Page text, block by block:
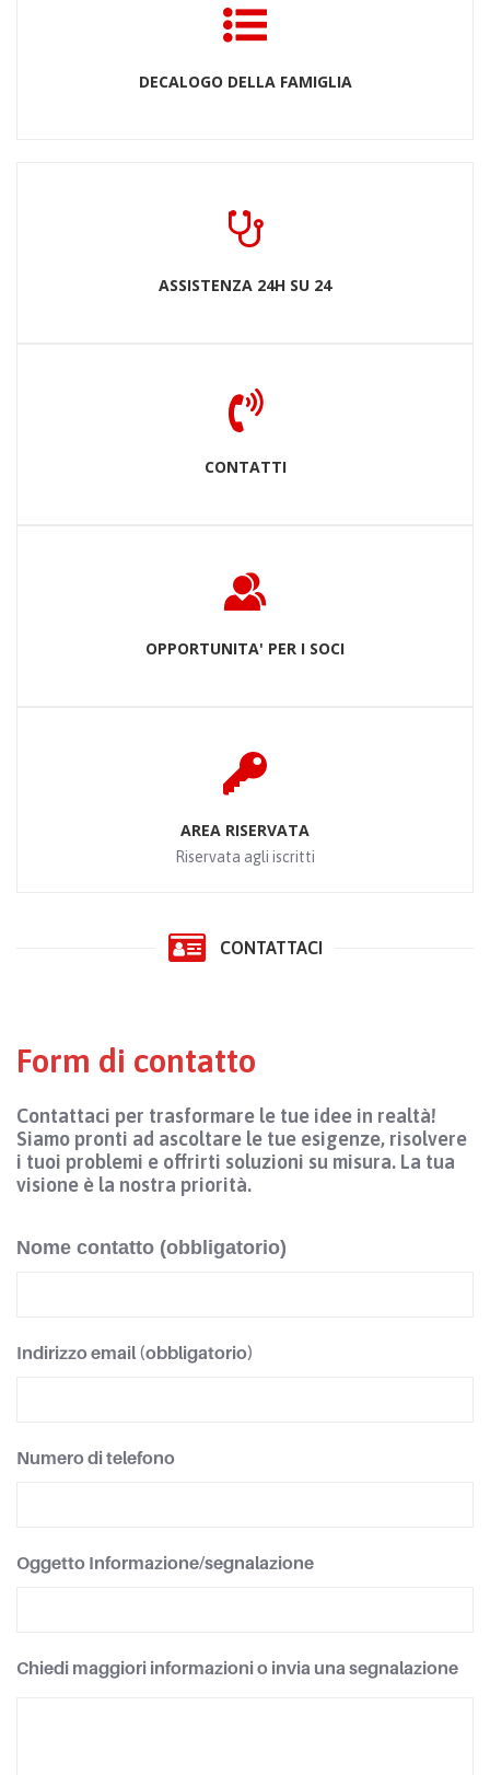
DECALOGO DELLA FAMIGLIA
ASSISTENZA 24H SU 24
CONTATTI
OPPORTUNITA' PER I SOCI
AREA RISERVATA
Riservata agli iscritti
CONTATTACI
Form di contatto
Contattaci per trasformare le tue idee in realtà!
Siamo pronti ad ascoltare le tue esigenze, risolvere
i tuoi problemi e offrirti soluzioni su misura. La tua
visione è la nostra priorità.
Nome contatto (obbligatorio)
Indirizzo email (obbligatorio)
Numero di telefono
Oggetto Informazione/segnalazione
Chiedi maggiori informazioni o invia una segnalazione